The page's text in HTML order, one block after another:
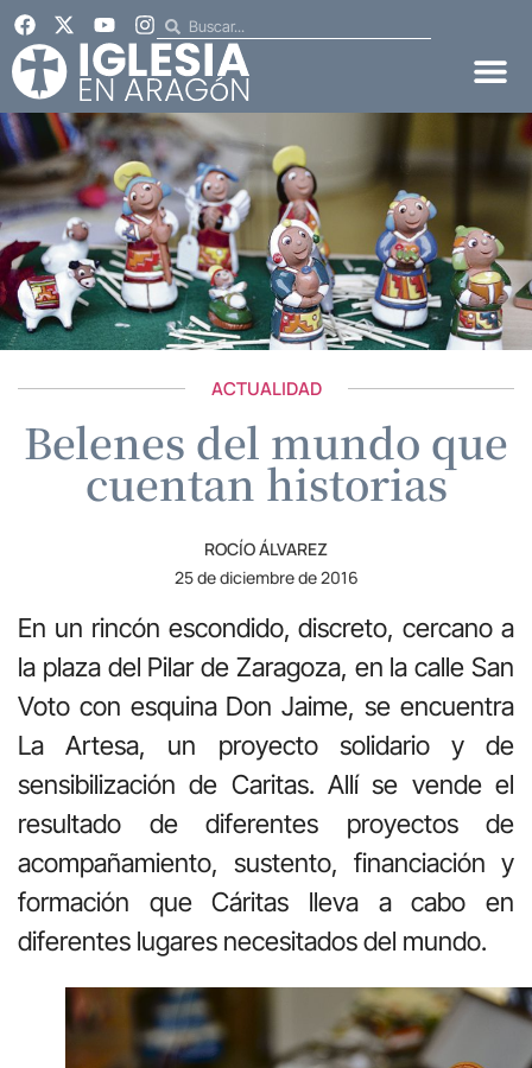
ACTUALIDAD
Belenes del mundo que
cuentan historias
ROCÍO ÁLVAREZ
25 de diciembre de 2016
En un rincón escondido, discreto, cercano a
la plaza del Pilar de Zaragoza, en la calle San
Voto con esquina Don Jaime, se encuentra
La Artesa, un proyecto solidario y de
sensibilización de Caritas. Allí se vende el
resultado de diferentes proyectos de
acompañamiento, sustento, financiación y
formación que Cáritas lleva a cabo en
diferentes lugares necesitados del mundo.